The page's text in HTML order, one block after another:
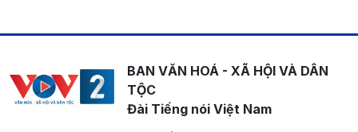
BAN VĂN HOÁ - XÃ HỘI VÀ DÂN
TỘC
Đài Tiếng nói Việt Nam